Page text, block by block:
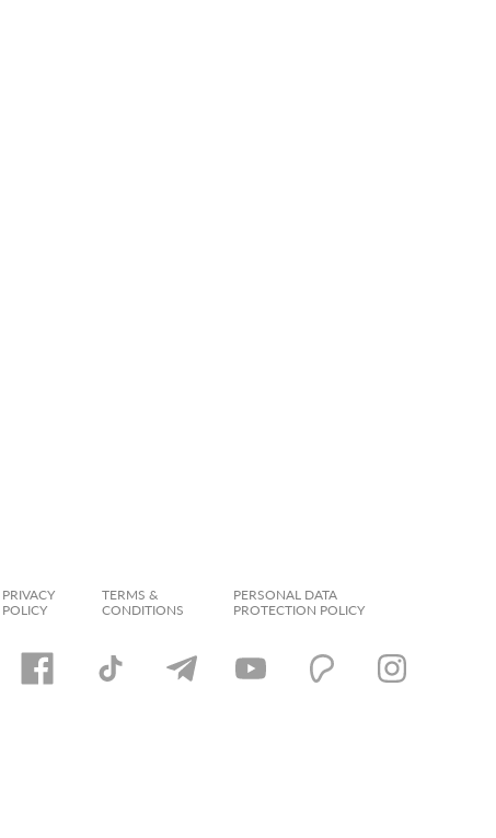
PRIVACY
POLICY
TERMS &
CONDITIONS
PERSONAL DATA
PROTECTION POLICY